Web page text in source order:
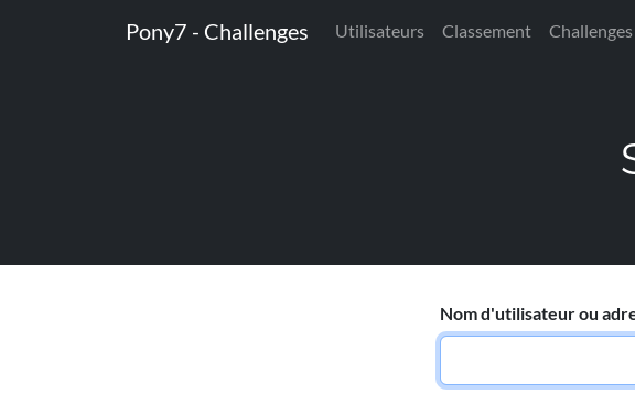
Pony7 - Challenges Utilisateurs Classement Challenges
Nom d'utilisateur ou